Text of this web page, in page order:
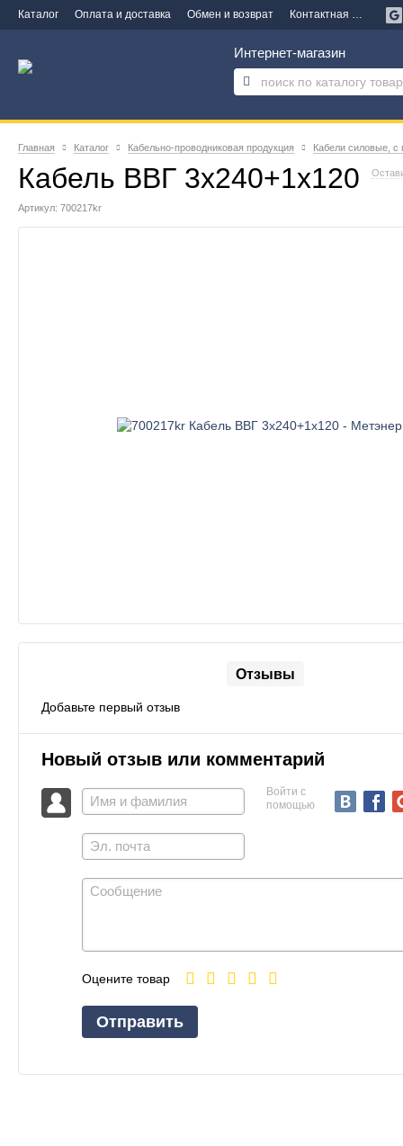
Каталог Оплата и доставка Обмен и возврат Контактная информация
Интернет-магазин
Главная Каталог Кабельно-проводниковая продукция Кабели силовые, с
Кабель ВВГ 3х240+1х120
Артикул: 700217kr
Отзывы
Добавьте первый отзыв
Новый отзыв или комментарий
Войти с
помощью
Оцените товар
Отправить